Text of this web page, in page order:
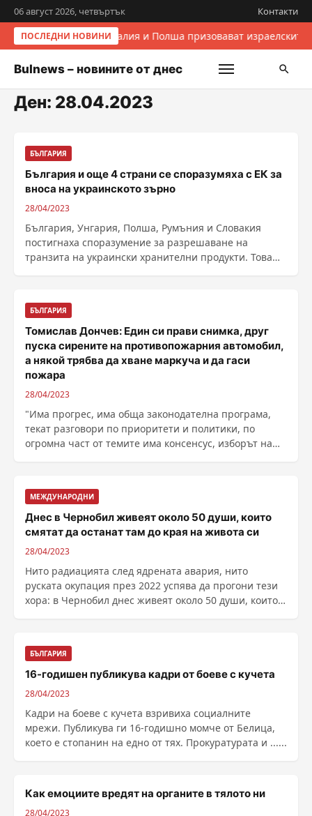
06 август 2026, четвъртък Контакти
ПОСЛЕДНИ НОВИНИИталия и Полша призовават
Bulnews – новините от днес
Ден: 28.04.2023
БЪЛГАРИЯ
България и още 4 страни се споразумяха с ЕК за
вноса на украинското зърно
28/04/2023
България, Унгария, Полша, Румъния и Словакия
постигнаха споразумение за разрешаване на
транзита на украински хранителни продукти. Това
БЪЛГАРИЯ
Томислав Дончев: Един си прави снимка, друг
пуска сирените на противопожарния автомобил,
а някой трябва да хване маркуча и да гаси
пожара
28/04/2023
"Има прогрес, има обща законодателна програма,
текат разговори по приоритети и политики, по
огромна част от темите има консенсус, изборът на
МЕЖДУНАРОДНИ
Днес в Чернобил живеят около 50 души, които
смятат да останат там до края на живота си
28/04/2023
Нито радиацията след ядрената авария, нито
руската окупация през 2022 успява да прогони тези
хора: в Чернобил днес живеят около 50 души, които
БЪЛГАРИЯ
16-годишен публикува кадри от боеве с кучета
28/04/2023
Кадри на боеве с кучета взривиха социалните
мрежи. Публикува ги 16-годишно момче от Белица,
което е стопанин на едно от тях. Прокуратурата и ......
Как емоциите вредят на органите в тялото ни
28/04/2023